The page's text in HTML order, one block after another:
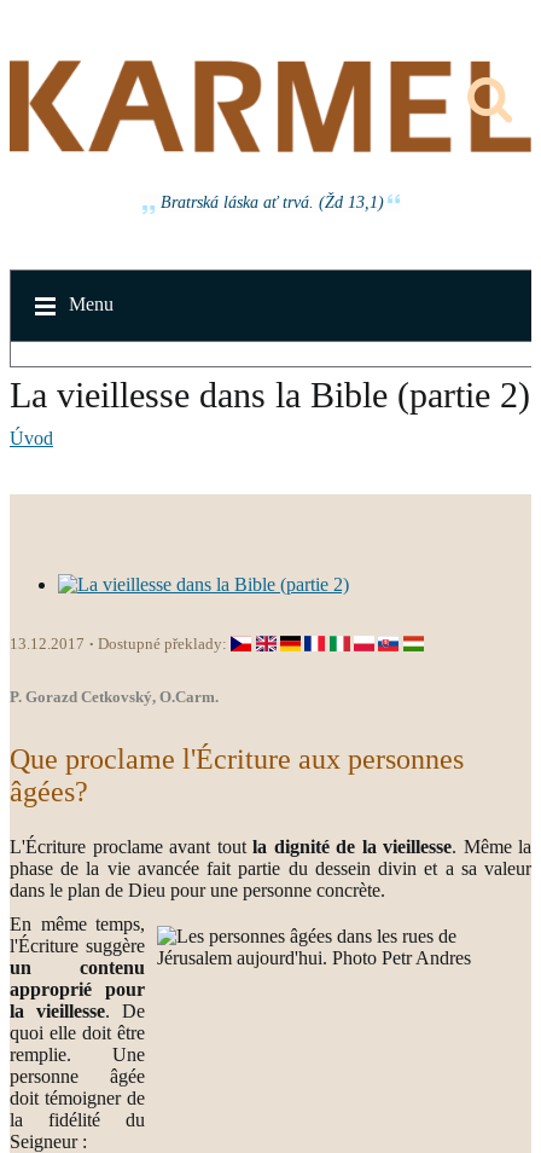
Bratrská láska ať trvá. (Žd 13,1)
Menu
La vieillesse dans la Bible (partie 2)
Úvod
13.12.2017 Dostupné překlady:
P. Gorazd Cetkovský, O.Carm.
Que proclame l'Écriture aux personnes
âgées?
L'Écriture proclame avant tout la dignité de la vieillesse. Même la
phase de la vie avancée fait partie du dessein divin et a sa valeur
dans le plan de Dieu pour une personne concrète.
En même temps,
l'Écriture suggère
un contenu
approprié pour
la vieillesse. De
quoi elle doit être
remplie. Une
personne âgée
doit témoigner de
la fidélité du
Seigneur :